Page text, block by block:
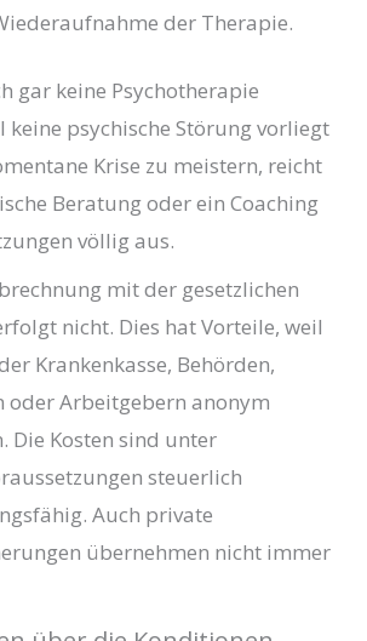
der Therapie.
gar keine Psychotherapie
keine psychische Störung vorliegt
Krise zu meistern, reicht
Beratung oder ein Coaching
völlig aus.
mit der gesetzlichen
nicht. Dies hat Vorteile, weil
Krankenkasse, Behörden,
oder Arbeitgebern anonym
Die Kosten sind unter
steuerlich
Auch private
übernehmen nicht immer